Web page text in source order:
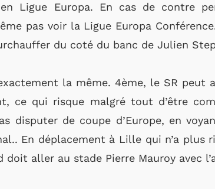
Ligue Europa. En cas de contre
pas voir la Ligue Europa
du coté du banc de Julien
la même. 4ème, le SR peut
ce qui risque malgré tout d’être
disputer de coupe d’Europe, en
En déplacement à Lille qui n’a plus
doit aller au stade Pierre Mauroy avec